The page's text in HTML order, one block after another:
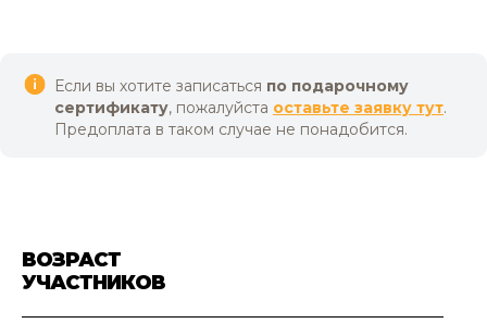
Если вы хотите записаться по подарочному
сертификату, пожалуйста оставьте заявку тут.
Предоплата в таком случае не понадобится.
ВОЗРАСТ
УЧАСТНИКОВ